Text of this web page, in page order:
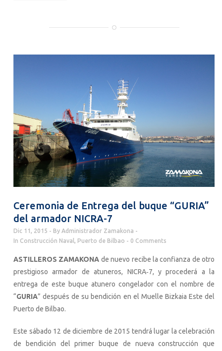
Ceremonia de Entrega del buque “GURIA”
del armador NICRA-7
Dic 11, 2015 By Administrador Zamakona
In Construcción Naval Puerto de Bilbao 0 Comments
ASTILLEROS ZAMAKONA de nuevo recibe la confianza de otro
prestigioso armador de atuneros, NICRA‐7, y procederá a la
entrega de este buque atunero congelador con el nombre de
“GURIA” después de su bendición en el Muelle Bizkaia Este del
Puerto de Bilbao.
Este sábado 12 de diciembre de 2015 tendrá lugar la celebración
de bendición del primer buque de nueva construcción que